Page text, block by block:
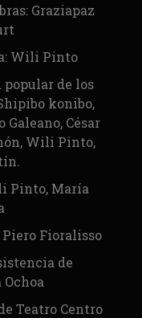
Graziapaz
Wili Pinto
de los
konibo,
César
Wili Pinto,
Pinto, María
Fioralisso
de
Ochoa
Teatro Centro